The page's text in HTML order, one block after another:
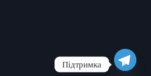
Підтримка